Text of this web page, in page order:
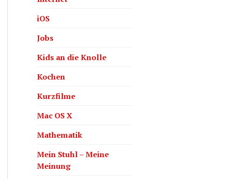
iOS
Jobs
Kids an die Knolle
Kochen
Kurzfilme
Mac OS X
Mathematik
Mein Stuhl – Meine
Meinung